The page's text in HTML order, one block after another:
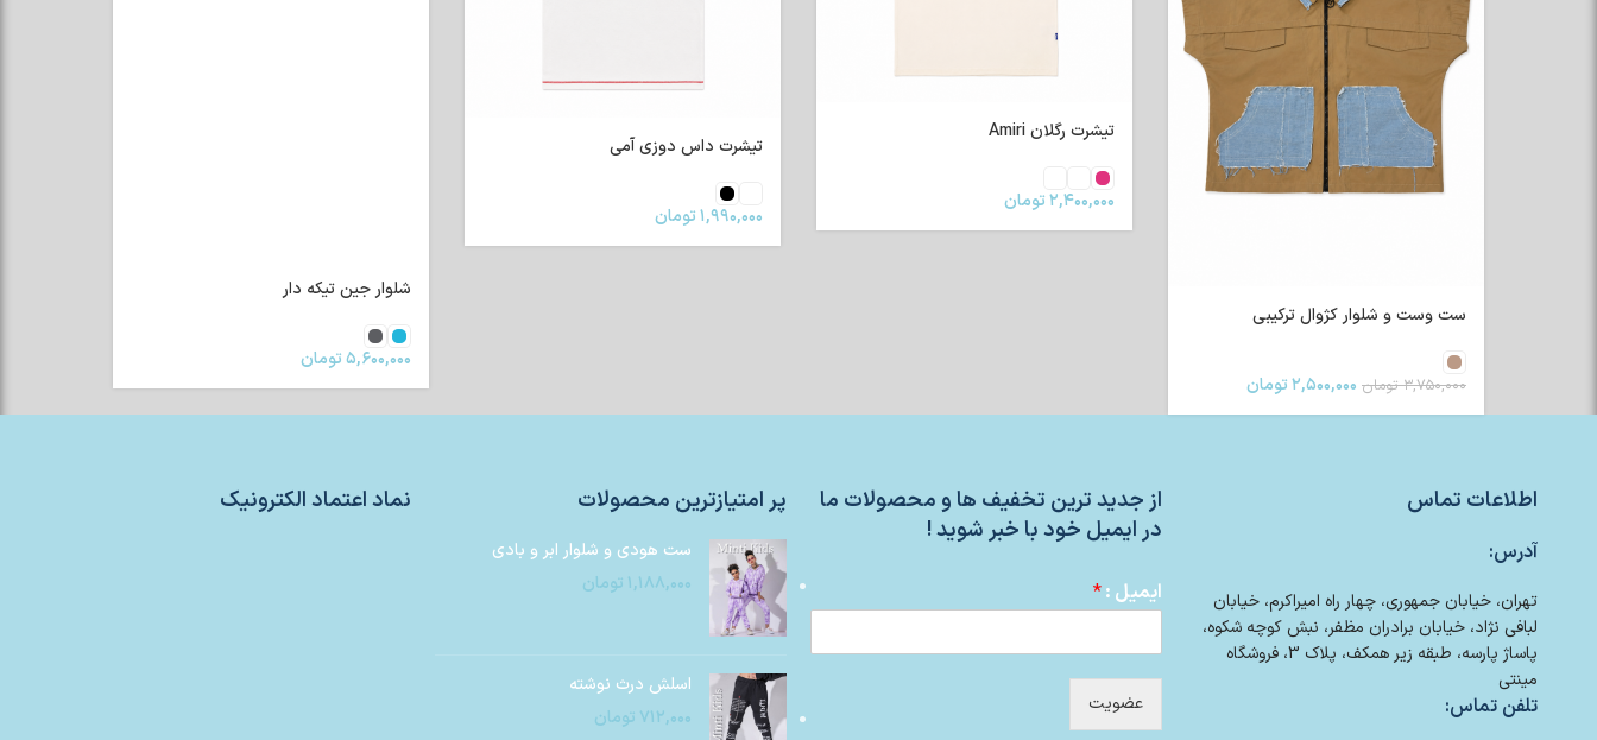
ست وست و شلوار کژوال ترکیبی
۳,۷۵۰,۰۰۰ تومان ۲,۵۰۰,۰۰۰تومان
تیشرت رگلان Amiri
۲,۴۰۰,۰۰۰تومان
تیشرت داس دوزی آمی
۱,۹۹۰,۰۰۰تومان
شلوار جین تیکه دار
۵,۶۰۰,۰۰۰تومان
اطلاعات تماس
آدرس:
تهران، خیابان جمهوری، چهار راه امیراکرم، خیابان
لبافی نژاد، خیابان برادران مظفر، نبش کوچه شکوه،
پاساژ پارسه، طبقه زیر همکف، پلاک 3، فروشگاه
مینتی
تلفن تماس:
از جدید ترین تخفیف ها و محصولات ما
در ایمیل خود با خبر شوید !
ایمیل :*
عضویت
پر امتیازترین محصولات
ست هودی و شلوار ابر و بادی
۱,۱۸۸,۰۰۰ تومان
اسلش درث نوشته
۷۱۲,۰۰۰ تومان
نماد اعتماد الکترونیک